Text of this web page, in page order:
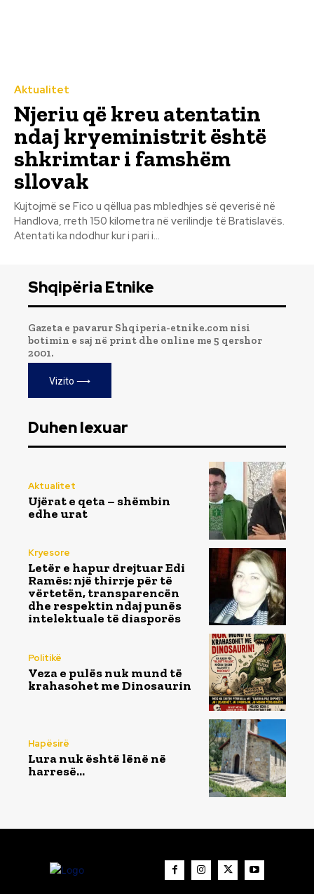
Aktualitet
Njeriu që kreu atentatin
ndaj kryeministrit është
shkrimtar i famshëm
sllovak
Kujtojmë se Fico u qëllua pas mbledhjes së qeverisë në
Handlova, rreth 150 kilometra në verilindje të Bratislavës.
Atentati ka ndodhur kur i pari i...
Shqipëria Etnike
Gazeta e pavarur Shqiperia-etnike.com nisi
botimin e saj në print dhe online me 5 qershor
2001.
Vizito ⟶
Duhen lexuar
Aktualitet
Ujërat e qeta – shëmbin
edhe urat
Kryesore
Letër e hapur drejtuar Edi
Ramës: një thirrje për të
vërtetën, transparencën
dhe respektin ndaj punës
intelektuale të diasporës
Politikë
Veza e pulës nuk mund të
krahasohet me Dinosaurin
Hapësirë
Lura nuk është lënë në
harresë…